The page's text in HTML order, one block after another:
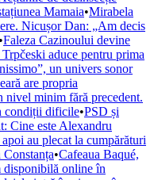
Mamaia•Mirabela
Nicușor Dan: „Am decis
•Faleza Cazinoului devine
aduce pentru prima
un univers sonor
are propria
minim fără precedent.
condiții dificile•PSD și
Cine este Alexandru
au plecat la cumpărături
•Cafeaua Baqué,
disponibilă online în